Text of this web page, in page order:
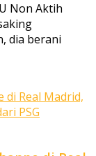
Non Aktih
dia berani